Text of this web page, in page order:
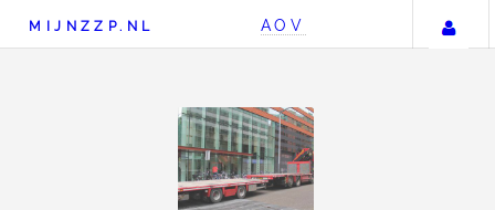
MIJNZZP.NL AOV